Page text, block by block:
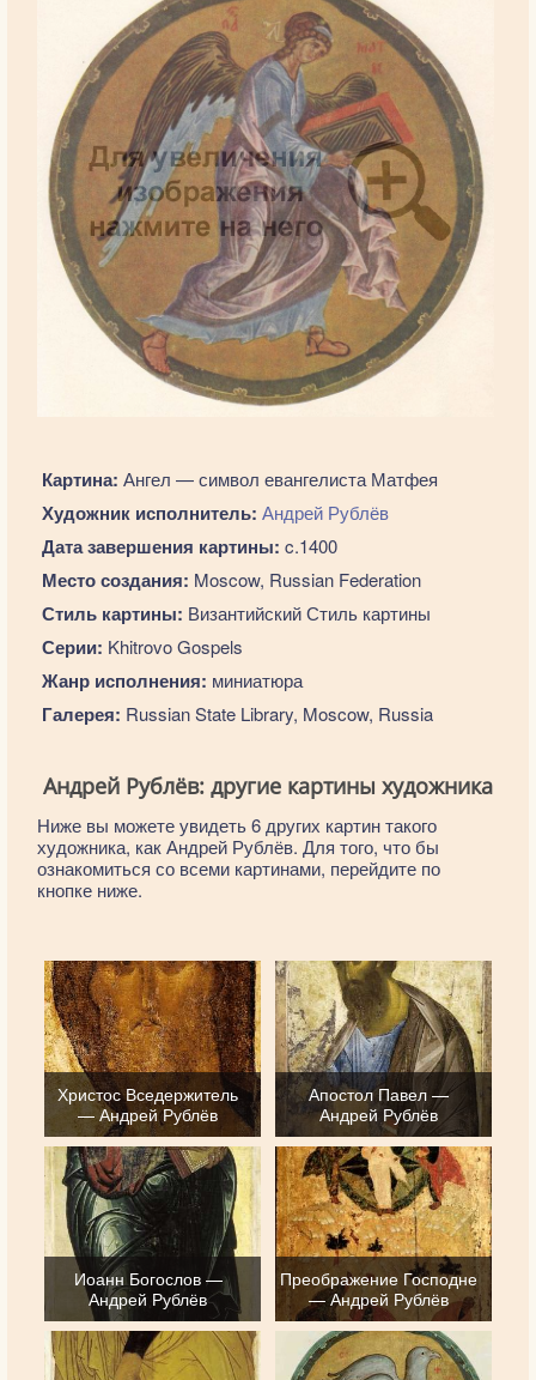
Картина: Ангел — символ евангелиста Матфея
Художник исполнитель: Андрей Рублёв
Дата завершения картины: c.1400
Место создания: Moscow, Russian Federation
Стиль картины: Византийский Стиль картины
Серии: Khitrovo Gospels
Жанр исполнения: миниатюра
Галерея: Russian State Library, Moscow, Russia
Андрей Рублёв: другие картины художника
Ниже вы можете увидеть 6 других картин такого
художника, как Андрей Рублёв. Для того, что бы
ознакомиться со всеми картинами, перейдите по
кнопке ниже.
Христос Вседержитель
— Андрей Рублёв
Апостол Павел —
Андрей Рублёв
Иоанн Богослов —
Андрей Рублёв
Преображение Господне
— Андрей Рублёв